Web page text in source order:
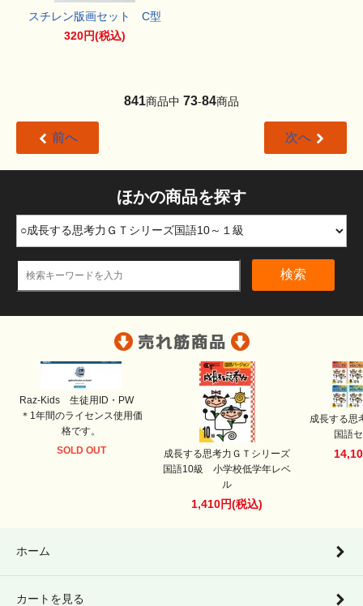
スチレン版画セット C型
320円(税込)
841商品中 73-84商品
前へ 次へ
ほかの商品を探す
検索
Raz-Kids 生徒用ID・PW
＊1年間のライセンス使用価
格です。
SOLD OUT
成長する思考力ＧＴシリーズ
国語10級 小学校低学年レベ
ル
1,410円(税込)
成長する思
国語
ホーム
カートを見る